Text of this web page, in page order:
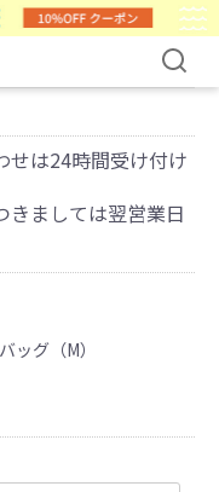
せは24時間受け付け
きましては翌営業日
ッグ（M）